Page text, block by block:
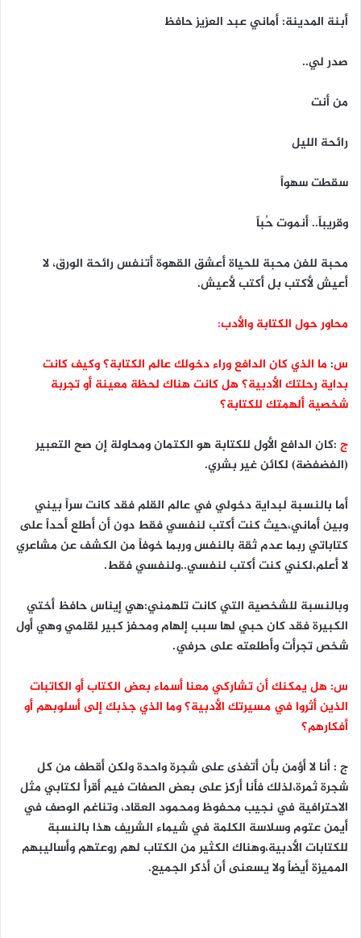
أبنة المدينة: أماني عبد العزيز حافظ
صدر لي..
من أنت
رائحة الليل
سقطت سهواً
وقريباً.. أنموت حُباً
محبة للفن محبة للحياة أعشق القهوة أتنفس رائحة الورق، لا
أعيش لأكتب بل أكتب لأعيش.
محاور حول الكتابة والأدب:
س:ما الذي كان الدافع وراء دخولك عالم الكتابة؟ وكيف كانت
بداية رحلتك الأدبية؟ هل كانت هناك لحظة معينة أو تجربة
شخصية ألهمتك للكتابة؟
ج :كان الدافع الأول للكتابة هو الكتمان ومحاولة إن صح التعبير
(الفضفضة) لكائن غير بشري.
أما بالنسبة لبداية دخولي في عالم القلم فقد كانت سراً بيني
وبين أماني،حيث كنت أكتب لنفسي فقط دون أن أطلع أحداً على
كتاباتي ربما عدم ثقة بالنفس وربما خوفاً من الكشف عن مشاعري
لا أعلم،لكني كنت أكتب لنفسي..ولنفسي فقط.
وبالنسبة للشخصية التي كانت تلهمني:هي إيناس حافظ أختي
الكبيرة فقد كان حبي لها سبب إلهام ومحفز كبير لقلمي وهي أول
شخص تجرأت وأطلعته على حرفي.
س: هل يمكنك أن تشاركي معنا أسماء بعض الكتاب أو الكاتبات
الذين أثروا في مسيرتك الأدبية؟ وما الذي جذبك إلى أسلوبهم أو
أفكارهم؟
ج : أنا لا أؤمن بأن أتغذى على شجرة واحدة ولكن أقطف من كل
شجرة ثمرة،لذلك فأنا أركز على بعض الصفات فيم أقرأ لكتابي مثل
الاحترافية في نجيب محفوظ ومحمود العقاد، وتناغم الوصف في
أيمن عتوم وسلاسة الكلمة في شيماء الشريف هذا بالنسبة
للكتابات الأدبية،وهناك الكثير من الكتاب لهم روعتهم وأساليبهم
المميزة أيضاً ولا يسعنى أن أذكر الجميع.